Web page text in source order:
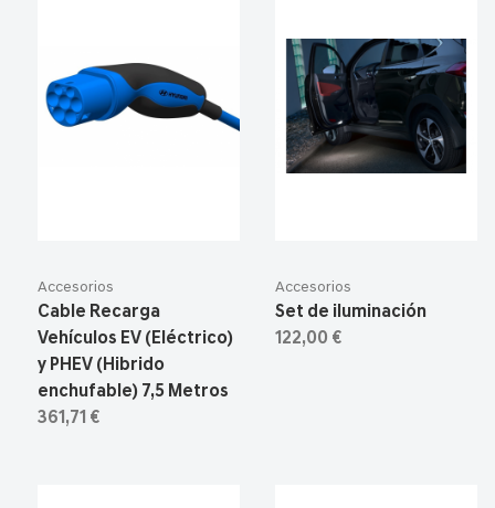
Accesorios
Cable Recarga
Vehículos EV (Eléctrico)
y PHEV (Hibrido
enchufable) 7,5 Metros
361,71 €
Accesorios
Set de iluminación
122,00 €